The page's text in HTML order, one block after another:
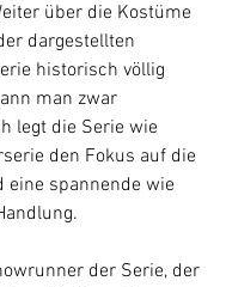
über die Kostüme
dargestellten
historisch völlig
man zwar
legt die Serie wie
den Fokus auf die
eine spannende wie
der Serie, der